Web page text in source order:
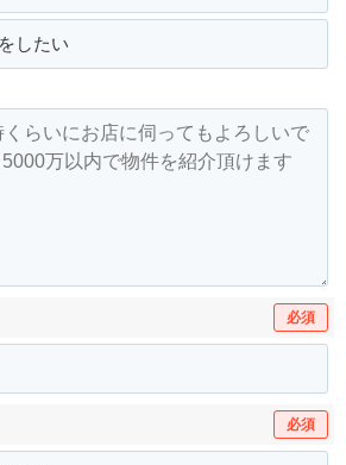
したい
必須
必須